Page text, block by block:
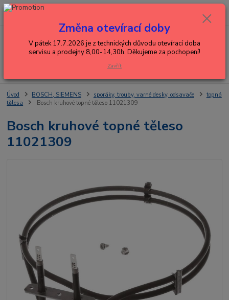
Menu
+420 602 288 130
0,00 Kč
Úvod BOSCH, SIEMENS sporáky, trouby, varné desky, odsavače
topná
tělesa
Bosch kruhové topné těleso 11021309
Bosch kruhové topné těleso
11021309
Změna otevírací doby
V pátek 17.7.2026 je z technických důvodu otevírací doba
servisu a prodejny 8,00-14,30h. Děkujeme za pochopení!
Zavřít